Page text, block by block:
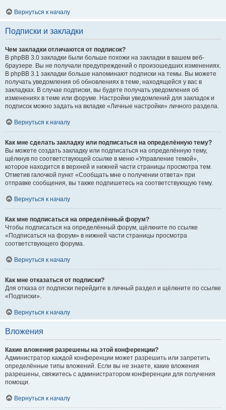
Вернуться к началу
Подписки и закладки
Чем закладки отличаются от подписок?
В phpBB 3.0 закладки были больше похожи на закладки в вашем веб-
браузере. Вы не получали предупреждений о произошедших изменениях.
В phpBB 3.1 закладки больше напоминают подписки на темы. Вы можете
получать уведомления об обновлениях в теме, находящейся у вас в
закладках. В случае подписки, вы будете получать уведомления об
изменениях в теме или форуме. Настройки уведомлений для закладок и
подписок можно задать на вкладке «Личные настройки» личного раздела.
Вернуться к началу
Как мне сделать закладку или подписаться на определённую тему?
Вы можете создать закладку или подписаться на определённую тему,
щёлкнув по соответствующей ссылке в меню «Управление темой»,
которое находится в верхней и нижней части страницы просмотра тем.
Отметив галочкой пункт «Сообщать мне о получении ответа» при
отправке сообщения, вы также подпишетесь на соответствующую тему.
Вернуться к началу
Как мне подписаться на определённый форум?
Чтобы подписаться на определённый форум, щёлкните по ссылке
«Подписаться на форум» в нижней части страницы просмотра
соответствующего форума.
Вернуться к началу
Как мне отказаться от подписки?
Для отказа от подписки перейдите в личный раздел и щёлкните по ссылке
«Подписки».
Вернуться к началу
Вложения
Какие вложения разрешены на этой конференции?
Администратор каждой конференции может разрешить или запретить
определённые типы вложений. Если вы не знаете, какие вложения
разрешены, свяжитесь с администратором конференции для получения
помощи.
Вернуться к началу